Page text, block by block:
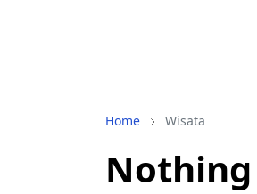
Home Wisata